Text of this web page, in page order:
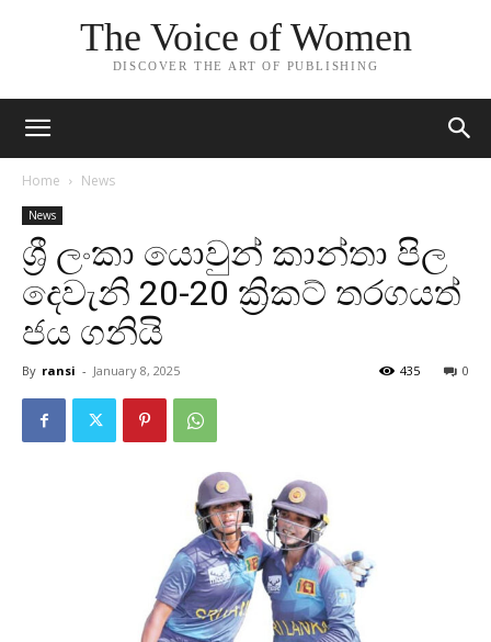
The Voice of Women
DISCOVER THE ART OF PUBLISHING
Home News
News
ශ්‍රී ලංකා යොවුන් කාන්තා පිල
දෙවැනි 20-20 ක්‍රිකට් තරගයත්
ජය ගනියි
By ransi - January 8, 2025 0
435